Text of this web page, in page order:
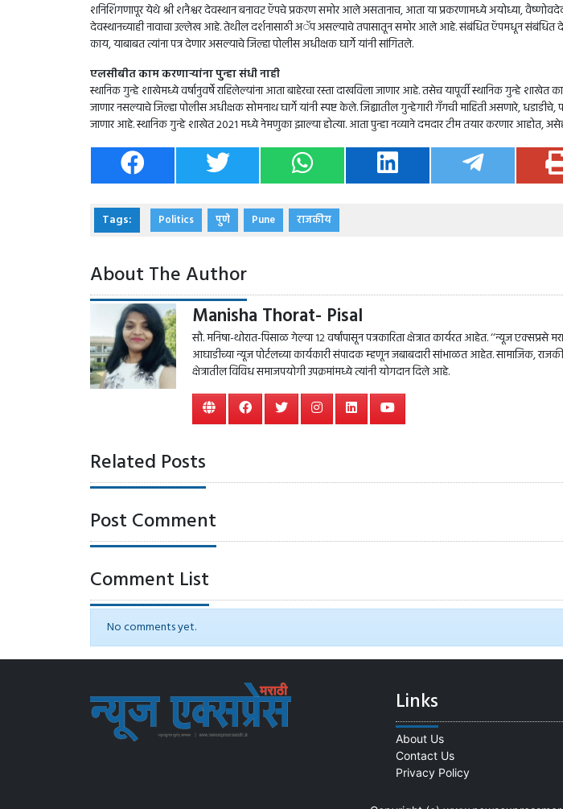
शनिशिंगणापूर येथे श्री शनैश्वर देवस्थान बनावट ऍपचे प्रकरण समोर आले असतानाच, आता या प्रकरणामध्ये अयोध्या,
देवस्थानच्याही नावाचा उल्लेख आहे. तेथील दर्शनासाठी अॅप असल्याचे तपासातून समोर आले आहे. संबंधित ऍपमधून
काय, याबाबत त्यांना पत्र देणार असल्याचे जिल्हा पोलीस अधीक्षक घार्गे यांनी सांगितले.
एलसीबीत काम करणाऱ्यांना पुन्हा संधी नाही
स्थानिक गुन्हे शाखेमध्ये वर्षानुवर्षे राहिलेल्यांना आता बाहेरचा रस्ता दाखविला जाणार आहे. तसेच यापूर्वी स्थानिक गुन्हे शाखेत
जाणार नसल्याचे जिल्हा पोलीस अधीक्षक सोमनाथ घार्गे यांनी स्पष्ट केले. जिह्यातील गुन्हेगारी गँगची माहिती असणारे, धडाडीचे,
जाणार आहे. स्थानिक गुन्हे शाखेत 2021 मध्ये नेमणुका झाल्या होत्या. आता पुन्हा नव्याने दमदार टीम तयार करणार आहोत,
Tags: Politics पुणे Pune राजकीय
About The Author
Manisha Thorat- Pisal
सौ. मनिषा-थोरात-पिसाळ गेल्या १२ वर्षांपासून पत्रकारिता क्षेत्रात कार्यरत आहेत. ‘‘न्यूज एक्सप्रसे
आघाडीच्या न्यूज पोर्टलच्या कार्यकारी संपादक म्हणून जबाबदारी सांभाळत आहेत. सामाजिक,
क्षेत्रातील विविध समाजपयोगी उपक्रमांमध्ये त्यांनी योगदान दिले आहे.
Related Posts
Post Comment
Comment List
No comments yet.
Links
About Us
Contact Us
Privacy Policy